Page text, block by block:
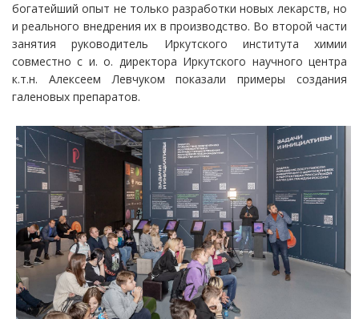
богатейший опыт не только разработки новых лекарств, но
и реального внедрения их в производство. Во второй части
занятия руководитель Иркутского института химии
совместно с и. о. директора Иркутского научного центра
к.т.н. Алексеем Левчуком показали примеры создания
галеновых препаратов.